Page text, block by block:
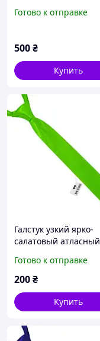
Готово к отправке
500₴
Купить
Галстук узкий ярко-
салатовый атласный
Готово к отправке
200₴
Купить